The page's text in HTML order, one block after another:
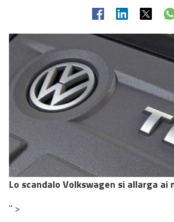
Lo scandalo Volkswagen si allarga ai
" >